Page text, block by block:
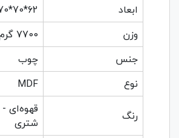
ابعاد
62*70*70 سانتی‌متر
وزن
7700 گرم
جنس
چوب
نوع
MDF
رنگ
قهوه‌ای
شتری